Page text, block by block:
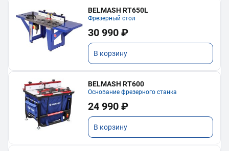
BELMASH RT650L
Фрезерный стол
30 990 ₽
В корзину
BELMASH RT600
Основание фрезерного станка
24 990 ₽
В корзину